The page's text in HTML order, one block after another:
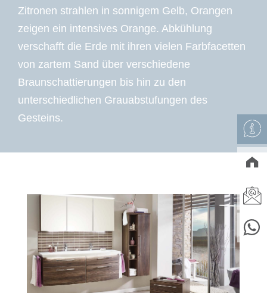
Zitronen strahlen in sonnigem Gelb, Orangen
zeigen ein intensives Orange. Abkühlung
verschafft die Erde mit ihren vielen Farbfacetten
von zartem Sand über verschiedene
Braunschattierungen bis hin zu den
unterschiedlichen Grauabstufungen des
Gesteins.